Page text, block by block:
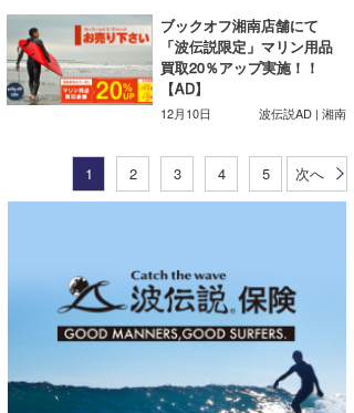
ブックオフ湘南店舗にて
「波伝説限定」マリン用品
買取20％アップ実施！！
【AD】
12月10日 波伝説AD | 湘南
1 2 3 4 5 次へ